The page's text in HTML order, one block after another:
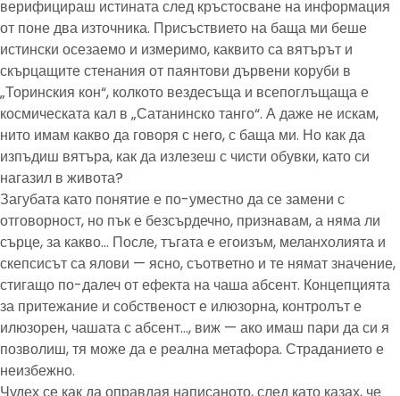
верифицираш истината след кръстосване на информация
от поне два източника. Присъствието на баща ми беше
истински осезаемо и измеримо, каквито са вятърът и
скърцащите стенания от паянтови дървени коруби в
„Торинския кон“, колкото вездесъща и всепоглъщаща е
космическата кал в „Сатанинско танго“. А даже не искам,
нито имам какво да говоря с него, с баща ми. Но как да
изпъдиш вятъра, как да излезеш с чисти обувки, като си
нагазил в живота?
Загубата като понятие е по-уместно да се замени с
отговорност, но пък е безсърдечно, признавам, а няма ли
сърце, за какво… После, тъгата е егоизъм, меланхолията и
скепсисът са ялови — ясно, съответно и те нямат значение,
стигащо по-далеч от ефекта на чаша абсент. Концепцията
за притежание и собственост е илюзорна, контролът е
илюзорен, чашата с абсент…, виж — ако имаш пари да си я
позволиш, тя може да е реална метафора. Страданието е
неизбежно.